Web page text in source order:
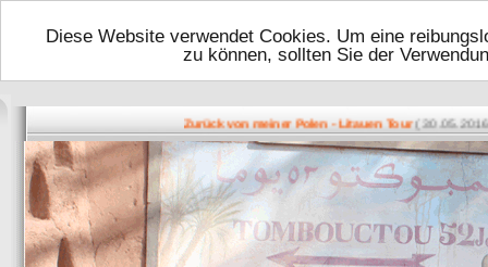
Diese Website verwendet Cookies. Um eine
zu können, sollten Sie der
Zurück von meiner Polen - Litauen Tour( 30.05.2016 -